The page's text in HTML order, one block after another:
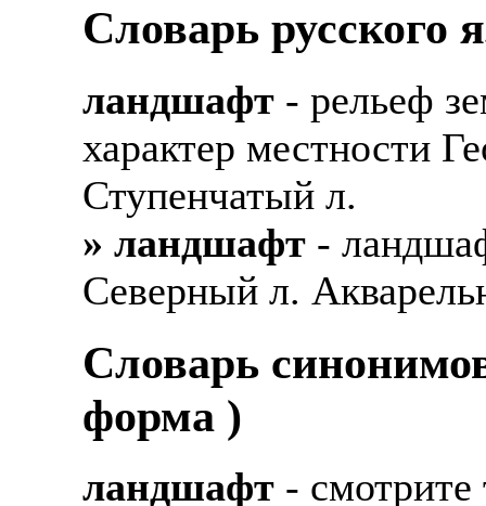
Словарь
ландшафт - рельеф
характер местности
Ступенчатый л.
» ландшафт -
Северный л.
Cловарь
форма )
ландшафт - смотрите